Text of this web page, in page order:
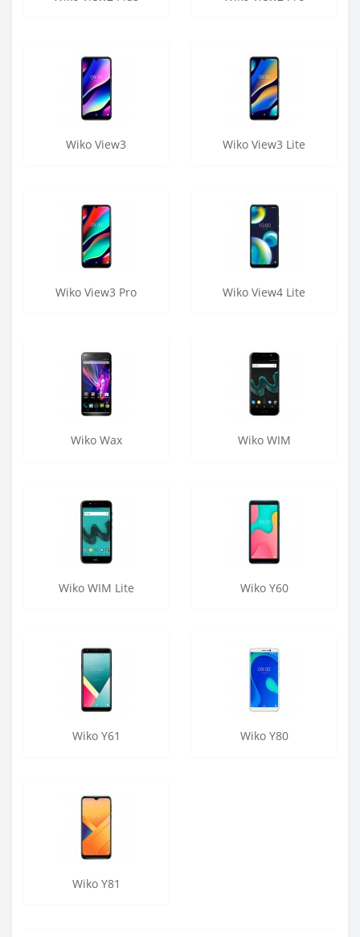
Wiko View3 Wiko View3 Lite
Wiko View3 Pro Wiko View4 Lite
Wiko Wax Wiko WIM
Wiko WIM Lite Wiko Y60
Wiko Y61 Wiko Y80
Wiko Y81